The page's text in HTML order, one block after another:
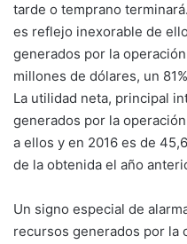
tarde o temprano
es reflejo inexorable de
generados por la
millones de dólares, un
La utilidad neta, principal
generados por la
a ellos y en 2016 es de
de la obtenida el año
Un signo especial de
recursos generados por la